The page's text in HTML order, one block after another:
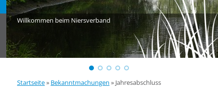
Willkommen beim Niersverband
Startseite» Bekanntmachungen » Jahresabschluss